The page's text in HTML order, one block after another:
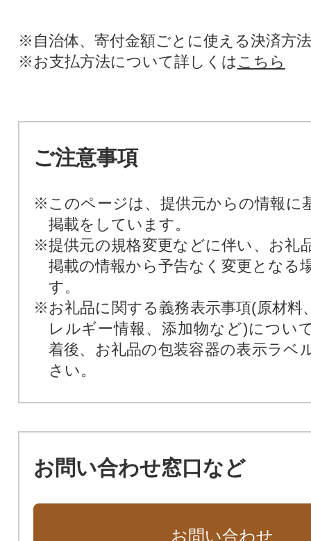
※自治体、寄付金額ごとに使える決済方
※お支払方法について詳しくは こちら
ご注意事項
※このページは、提供元からの情報に
掲載をしています。
※提供元の規格変更などに伴い、お礼
掲載の情報から予告なく変更となる
す。
※お礼品に関する義務表示事項(原材料
レルギー情報、添加物など)につい
着後、お礼品の包装容器の表示ラベ
さい。
お問い合わせ窓口など
お問い合わせ